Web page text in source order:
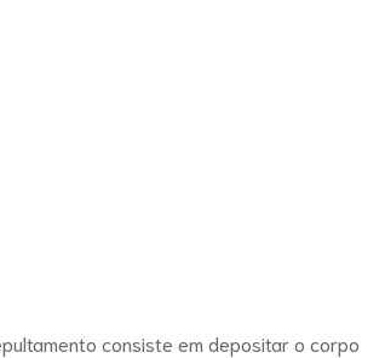
consiste em depositar o corpo